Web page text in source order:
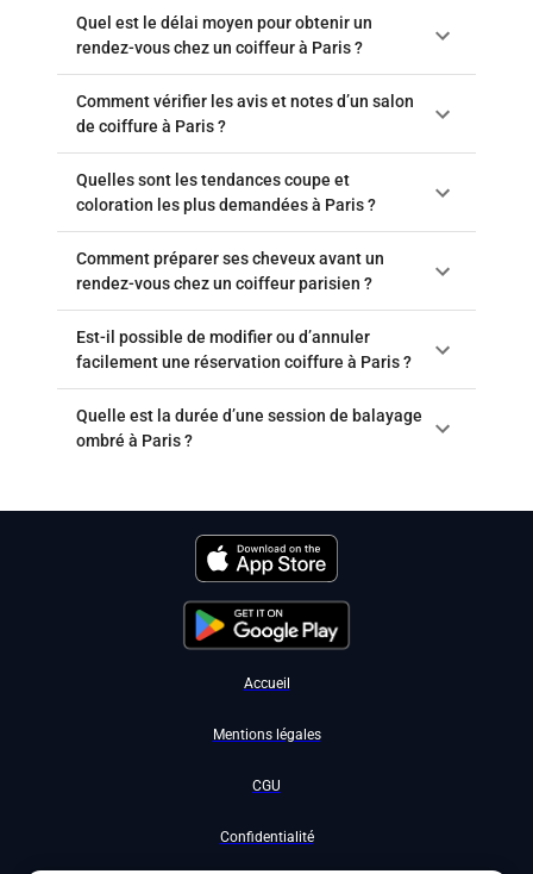
Quel est le délai moyen pour obtenir un
rendez-vous chez un coiffeur à Paris ?
Comment vérifier les avis et notes d’un salon
de coiffure à Paris ?
Quelles sont les tendances coupe et
coloration les plus demandées à Paris ?
Comment préparer ses cheveux avant un
rendez-vous chez un coiffeur parisien ?
Est-il possible de modifier ou d’annuler
facilement une réservation coiffure à Paris ?
Quelle est la durée d’une session de balayage
ombré à Paris ?
Accueil
Mentions légales
CGU
Confidentialité